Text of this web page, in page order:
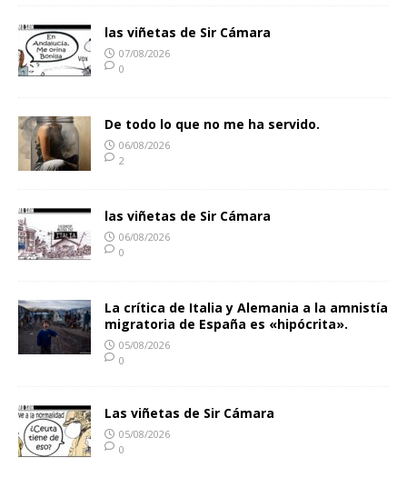
las viñetas de Sir Cámara
07/08/2026
0
De todo lo que no me ha servido.
06/08/2026
2
las viñetas de Sir Cámara
06/08/2026
0
La crítica de Italia y Alemania a la amnistía
migratoria de España es «hipócrita».
05/08/2026
0
Las viñetas de Sir Cámara
05/08/2026
0